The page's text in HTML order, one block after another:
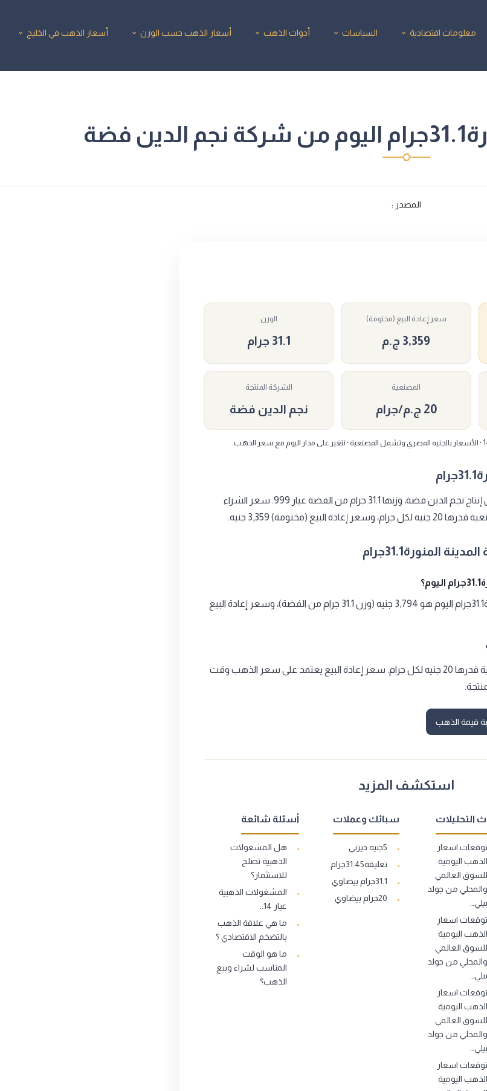
معلومات اقتصادية السياسات أدوات الذهب أسعار الذهب حسب الوزن أسعار الذهب في الخليج
فضة
المصدر :
سعر إعادة البيع (مختومة)
3,359 ج.م
الوزن
31.1 جرام
المصنعية
20 ج.م/جرام
الشركة المنتجة
نجم الدين فضة
اونصة المدينة المنورة31.1جرام من إنتاج نجم الدين فضة، وزنها 31.1 جرام من الفضة عيار 999. سعر الشراء
المنورة31.1جرام
سعر شراء اونصة المدينة المنورة31.1جرام اليوم هو 3,794 جنيه (وزن 31.1 جرام من الفضة)، وسعر إعادة البيع
نعم، سعر الشراء يشمل مصنعية قدرها 20 جنيه لكل جرام. سعر إعادة البيع يعتمد على سعر الذهب وقت
قيمة الذهب
استكشف المزيد
التحليلات
توقعات اسعار
الذهب اليومية
للسوق العالمي
والمحلي من جولد
بيلي…
توقعات اسعار
الذهب اليومية
للسوق العالمي
والمحلي من جولد
بيلي…
توقعات اسعار
الذهب اليومية
للسوق العالمي
والمحلي من جولد
بيلي…
توقعات اسعار
الذهب اليومية
سبائك وعملات
5جنيه ديزني
تعليقة31.45جرام
31.1جرام بيضاوي
20جرام بيضاوي
أسئلة شائعة
هل المشغولات
الذهبية تصلح
للاستثمار؟
المشغولات الذهبية
عيار 14..
ما هي علاقة الذهب
بالتضخم الاقتصادي ؟
ما هو الوقت
المناسب لشراء وبيع
الذهب؟